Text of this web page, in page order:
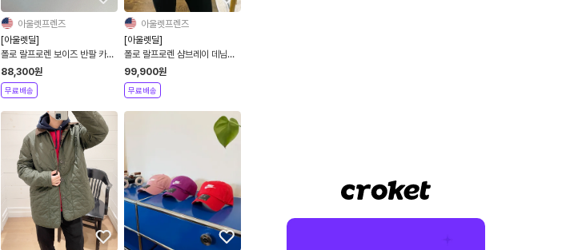
아울렛프렌즈
[아울렛딜]
폴로 랄프로렌 보이즈 반팔 카라
티셔츠 남녀공용
88,300원
무료배송
아울렛프렌즈
[아울렛딜]
폴로 랄프로렌 샴브레이 데님셔
츠 빅키즈 보이즈 2컬러
99,900원
무료배송